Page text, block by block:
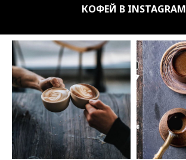
КОФЕЙ В INSTAGRAM